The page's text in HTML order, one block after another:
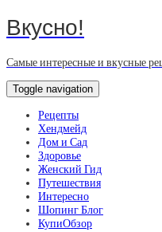
Вкусно!
Самые интересные и вкусные
Toggle navigation
Рецепты
Хендмейд
Дом и Сад
Здоровье
Женский Гид
Путешествия
Интересно
Шопинг Блог
КупиОбзор